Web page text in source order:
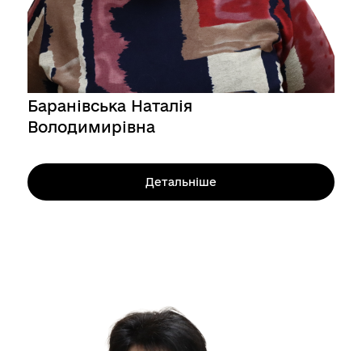
Баранівська Наталія
Володимирівна
Детальніше